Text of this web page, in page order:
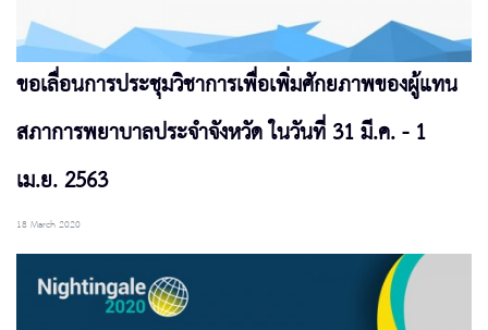
ขอเลื่อนการประชุมวิชาการเพื่อเพิ่มศักยภาพของผู้แทน
สภาการพยาบาลประจำจังหวัด ในวันที่ 31 มี.ค. - 1
เม.ย. 2563
18 March 2020